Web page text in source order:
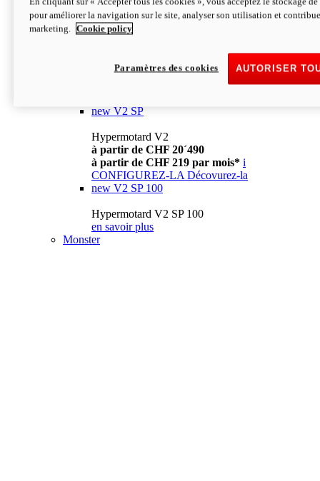
à partir de CHF 13´990 i
CONFIGUREZ-LA Décovurez-la
newV2
à partir de CHF 15´990
à partir de CHF 169 par mois* i
new V2 SP
Hypermotard V2
à partir de CHF 20´490
à partir de CHF 219 par mois* i
CONFIGUREZ-LA Décovurez-la
new V2 SP 100
Hypermotard V2 SP 100
en savoir plus
Monster
pour améliorer la navigation sur le site, analyser son utilisation et
marketing.
Cookie policy
AUTORISER
Paramètres des cookies